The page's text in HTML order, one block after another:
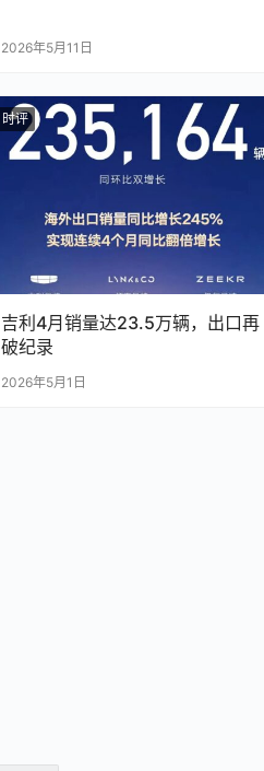
2026年5月11日
时评
吉利4月销量达23.5万辆，出口再
破纪录
2026年5月1日